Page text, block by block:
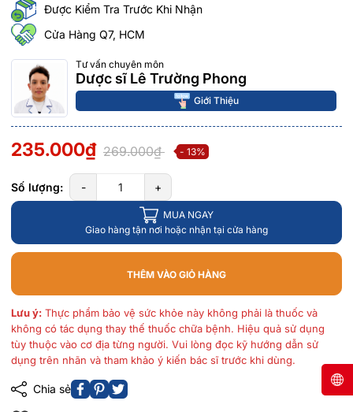
Được Kiểm Tra Trước Khi Nhận
Cửa Hàng Q7, HCM
Tư vấn chuyên môn
Dược sĩ Lê Trường Phong
Giới Thiệu
235.000₫ 269.000₫ - 13%
Số lượng: - +
MUA NGAY
Giao hàng tận nơi hoặc nhận tại cửa hàng
THÊM VÀO GIỎ HÀNG
Lưu ý: Thực phẩm bảo vệ sức khỏe này không phải là thuốc và
không có tác dụng thay thế thuốc chữa bệnh. Hiệu quả sử dụng
tùy thuộc vào cơ địa từng người. Vui lòng đọc kỹ hướng dẫn sử
dụng trên nhãn và tham khảo ý kiến bác sĩ trước khi dùng.
Chia sẻ